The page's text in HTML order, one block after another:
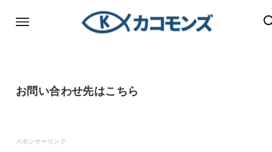
お問い合わせ先はこちら
スポンサーリンク